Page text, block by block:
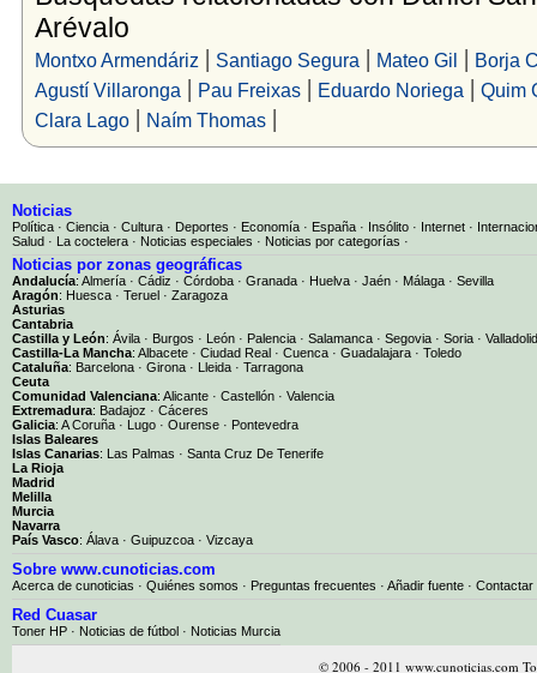
Arévalo
Montxo Armendáriz | Santiago Segura | Mateo Gil | Borja
Agustí Villaronga | Pau Freixas| Eduardo Noriega | Quim
Clara Lago| Naím Thomas|
Noticias
Política · Ciencia · Cultura · Deportes · Economía · España · Insólito · Internet ·
Salud · La coctelera · Noticias especiales · Noticias por categorías ·
Noticias por zonas geográficas
Andalucía: Almería · Cádiz · Córdoba · Granada · Huelva · Jaén · Málaga · Sevilla
Aragón: Huesca · Teruel · Zaragoza
Asturias
Cantabria
Castilla y León: Ávila · Burgos · León · Palencia · Salamanca · Segovia · Soria · Valladolid
Castilla-La Mancha: Albacete · Ciudad Real · Cuenca · Guadalajara · Toledo
Cataluña: Barcelona · Girona · Lleida · Tarragona
Ceuta
Comunidad Valenciana: Alicante · Castellón · Valencia
Extremadura: Badajoz · Cáceres
Galicia: A Coruña · Lugo · Ourense · Pontevedra
Islas Baleares
Islas Canarias: Las Palmas · Santa Cruz De Tenerife
La Rioja
Madrid
Melilla
Murcia
Navarra
País Vasco: Álava · Guipuzcoa · Vizcaya
Sobre www.cunoticias.com
Acerca de cunoticias · Quiénes somos · Preguntas frecuentes · Añadir fuente · Contactar
Red Cuasar
Toner HP · Noticias de fútbol · Noticias Murcia
© 2006 - 2011 www.cunoticias.com